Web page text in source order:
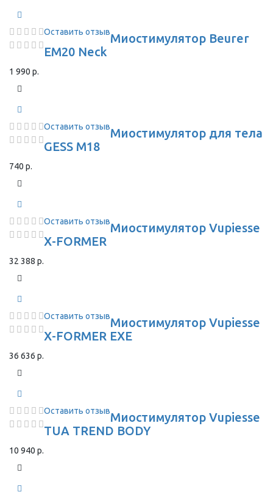
Оставить отзывМиостимулятор Beurer
EM20 Neck
1 990 р.
Оставить отзывМиостимулятор для тела
GESS M18
740 р.
Оставить отзывМиостимулятор Vupiesse
X-FORMER
32 388 р.
Оставить отзывМиостимулятор Vupiesse
X-FORMER EXE
36 636 р.
Оставить отзывМиостимулятор Vupiesse
TUA TREND BODY
10 940 р.